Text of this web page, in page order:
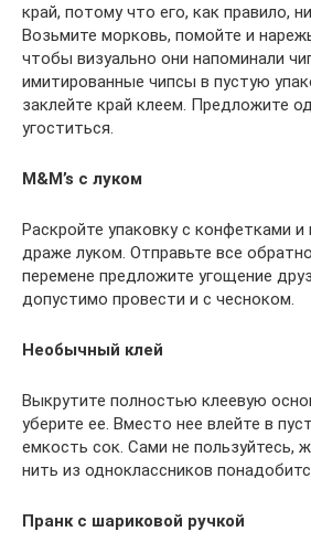
край, потому что его, как правило,
Возьмите морковь, помойте и
чтобы визуально они напоминали
имитированные чипсы в пустую
заклейте край клеем. Предложите
угоститься.
M&M’s с луком
Раскройте упаковку с конфетками
драже луком. Отправьте все
перемене предложите угощение
допустимо провести и с чесноком.
Необычный клей
Выкрутите полностью клеевую
уберите ее. Вместо нее влейте в
емкость сок. Сами не пользуйтесь,
нить из одноклассников
Пранк с шариковой ручкой